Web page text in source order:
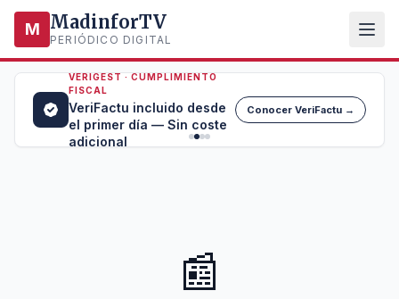
M MadinforTV
PERIÓDICO DIGITAL
VERIGEST · CUMPLIMIENTO
FISCAL
VeriFactu incluido desde
el primer día — Sin coste
adicional
Conocer VeriFactu →
📰